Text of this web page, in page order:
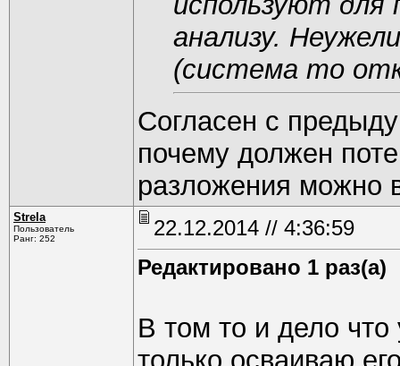
анализу.
(система то
Согласен с
почему должен
разложения можно
Strela
Пользователь
Ранг: 252
22.12.2014 // 4:36:59
Редактировано 1 раз(а)
В том то и дело что